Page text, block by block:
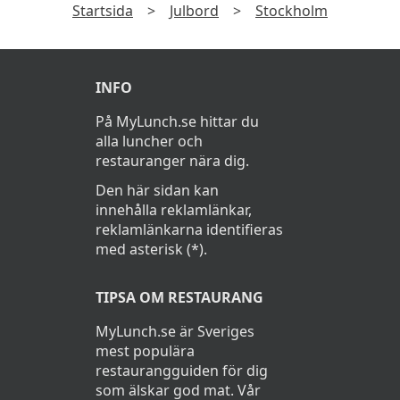
Senapsbakad rotselleri
Dillgravad sötpotatis
Rödbetssallad
Inkokt palsternacka med
Tångkaviar
Fermenterad rödkål
Grönkål chips
Sallad på rödalinser
Tomat med fetaostsallad
Äppelmos
Rödbetor
Pressgurka
Chutney
Cheddarost
Startsida > Julbord > Stockholm
INFO
På MyLunch.se hittar du
alla luncher och
restauranger nära dig.
Den här sidan kan
innehålla reklamlänkar,
reklamlänkarna identifieras
med asterisk (*).
TIPSA OM RESTAURANG
MyLunch.se är Sveriges
mest populära
restaurangguiden för dig
som älskar god mat. Vår